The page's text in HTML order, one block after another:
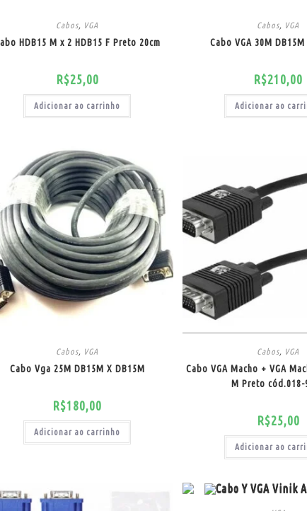
Cabos, VGA
HDB15 M x 2 HDB15 F Preto 20cm
R$25,00
Adicionar ao carrinho
Cabos, VGA
Cabo VGA 30M
R$210,00
Adicionar ao
Cabos, VGA
Cabo Vga 25M DB15M X DB15M
R$180,00
Adicionar ao carrinho
Cabos, VGA
Cabo VGA Macho + VGA
M Preto cód.018-
R$25,00
Adicionar ao